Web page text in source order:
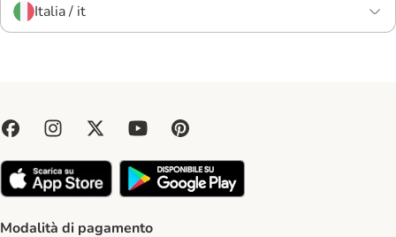
Italia / it
Modalità di pagamento